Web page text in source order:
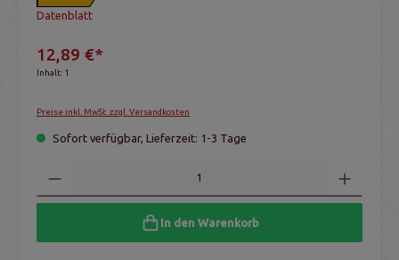
Datenblatt
12,89 €*
Inhalt: 1
Preise inkl. MwSt. zzgl. Versandkosten
Sofort verfügbar, Lieferzeit: 1-3 Tage
In den Warenkorb